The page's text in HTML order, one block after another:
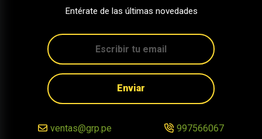
Entérate de las últimas novedades
Enviar
ventas@grp.pe 997566067